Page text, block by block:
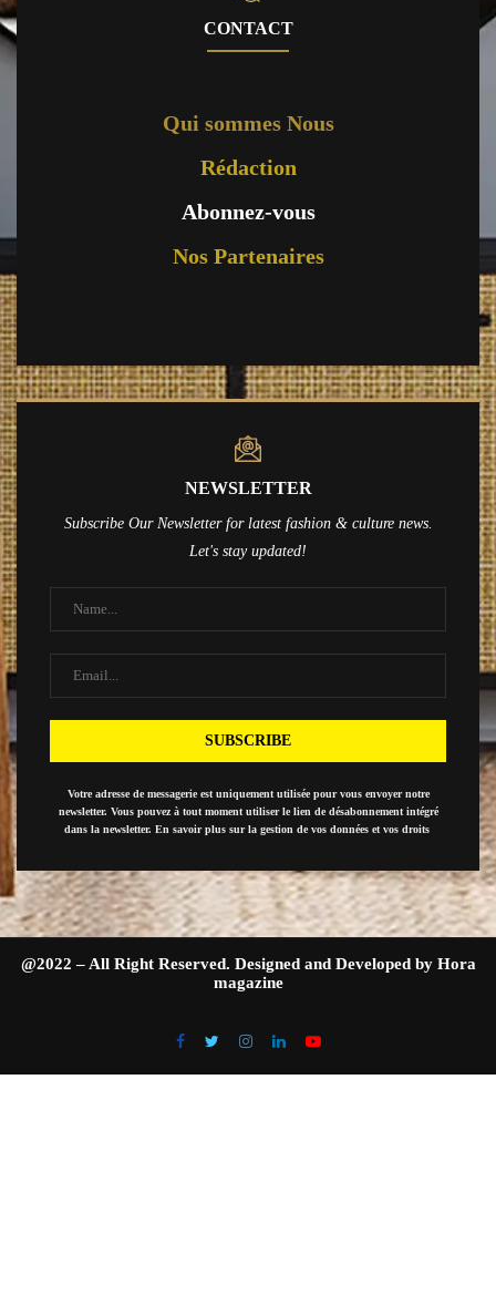
CONTACT
Qui sommes Nous
Rédaction
Abonnez-vous
Nos Partenaires
NEWSLETTER
Subscribe Our Newsletter for latest fashion & culture news.
Let's stay updated!
Votre adresse de messagerie est uniquement utilisée pour vous envoyer notre
newsletter. Vous pouvez à tout moment utiliser le lien de désabonnement intégré
dans la newsletter. En savoir plus sur la gestion de vos données et vos droits
@2022 – All Right Reserved. Designed and Developed by Hora
magazine